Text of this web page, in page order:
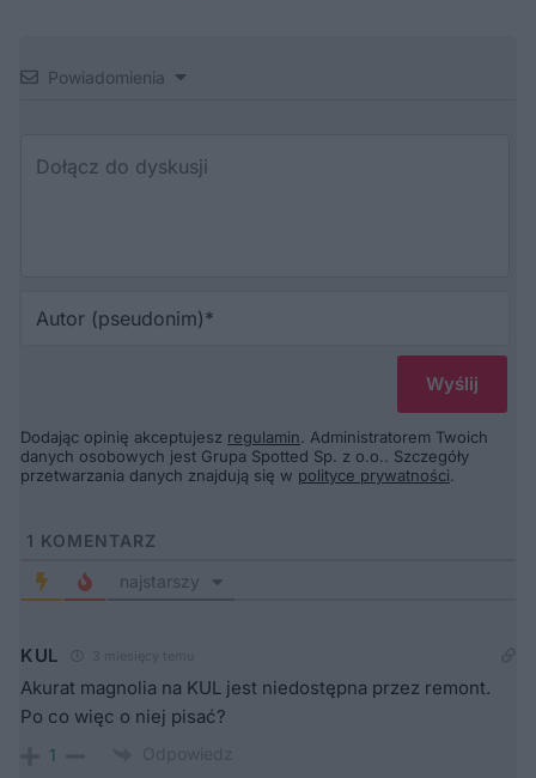
Powiadomienia
Dodając opinię akceptujesz regulamin. Administratorem Twoich
danych osobowych jest Grupa Spotted Sp. z o.o.. Szczegóły
przetwarzania danych znajdują się w polityce prywatności.
1 KOMENTARZ
najstarszy
KUL
Akurat magnolia na KUL jest niedostępna przez remont.
Po co więc o niej pisać?
1